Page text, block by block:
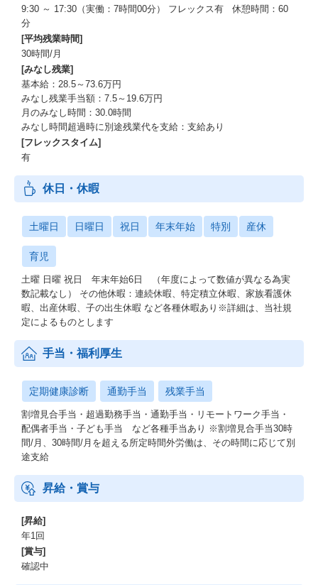
9:30 ～ 17:30（実働：7時間00分） フレックス有 休憩時間：60
分
[平均残業時間]
30時間/月
[みなし残業]
基本給：28.5～73.6万円
みなし残業手当額：7.5～19.6万円
月のみなし時間：30.0時間
みなし時間超過時に別途残業代を支給：支給あり
[フレックスタイム]
有
休日・休暇
土曜日 日曜日 祝日 年末年始 特別 産休
育児
土曜 日曜 祝日 年末年始6日 （年度によって数値が異なる為実
数記載なし） その他休暇：連続休暇、特定積立休暇、家族看護休
暇、出産休暇、子の出生休暇 など各種休暇あり※詳細は、当社規
定によるものとします
手当・福利厚生
定期健康診断 通勤手当 残業手当
割増見合手当・超過勤務手当・通勤手当・リモートワーク手当・
配偶者手当・子ども手当 など各種手当あり ※割増見合手当30時
間/月、30時間/月を超える所定時間外労働は、その時間に応じて別
途支給
昇給・賞与
[昇給]
年1回
[賞与]
確認中